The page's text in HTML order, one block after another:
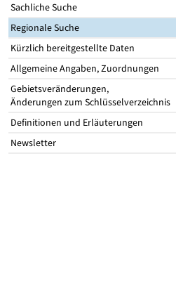
Sachliche Suche
Regionale Suche
Kürzlich bereitgestellte Daten
Allgemeine Angaben, Zuordnungen
Gebietsveränderungen,
Änderungen zum Schlüsselverzeichnis
Definitionen und Erläuterungen
Newsletter